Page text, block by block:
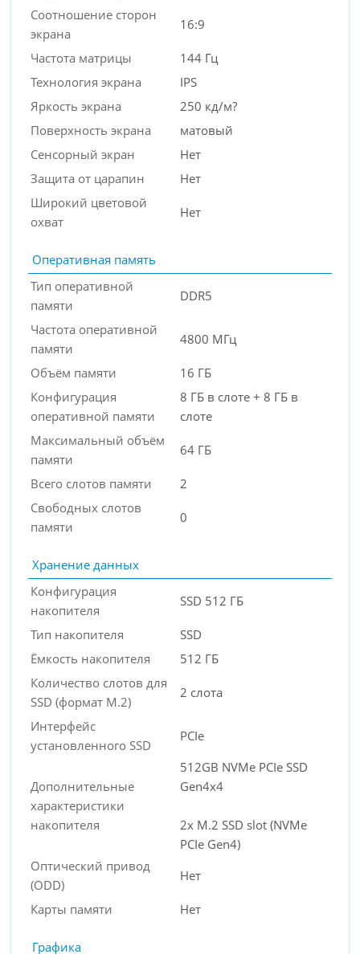
Соотношение сторон
экрана
16:9
Частота матрицы
144 Гц
Технология экрана
IPS
Яркость экрана
250 кд/м?
Поверхность экрана
матовый
Сенсорный экран
Нет
Защита от царапин
Нет
Широкий цветовой
охват
Нет
Оперативная память
Тип оперативной
памяти
DDR5
Частота оперативной
памяти
4800 МГц
Объём памяти
16 ГБ
Конфигурация
оперативной памяти
8 ГБ в слоте + 8 ГБ в
слоте
Максимальный объём
памяти
64 ГБ
Всего слотов памяти
2
Свободных слотов
памяти
0
Хранение данных
Конфигурация
накопителя
SSD 512 ГБ
Тип накопителя
SSD
Ёмкость накопителя
512 ГБ
Количество слотов для
SSD (формат M.2)
2 слота
Интерфейс
установленного SSD
PCIe
Дополнительные
характеристики
накопителя
512GB NVMe PCIe SSD
Gen4x4
2x M.2 SSD slot (NVMe
PCIe Gen4)
Оптический привод
(ODD)
Нет
Карты памяти Нет
Графика